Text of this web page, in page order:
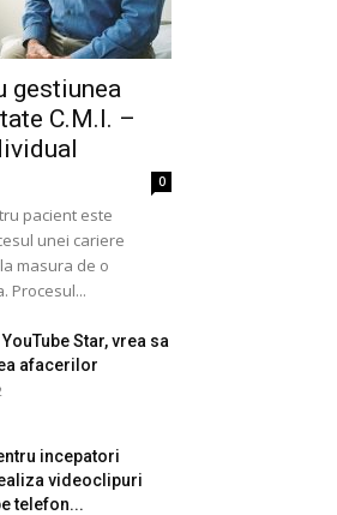
gestiunea
C.M.I. –
0
pacient este
unei cariere
masura de o
Procesul...
Star, vrea sa
afacerilor
incepatori
videoclipuri
telefon...